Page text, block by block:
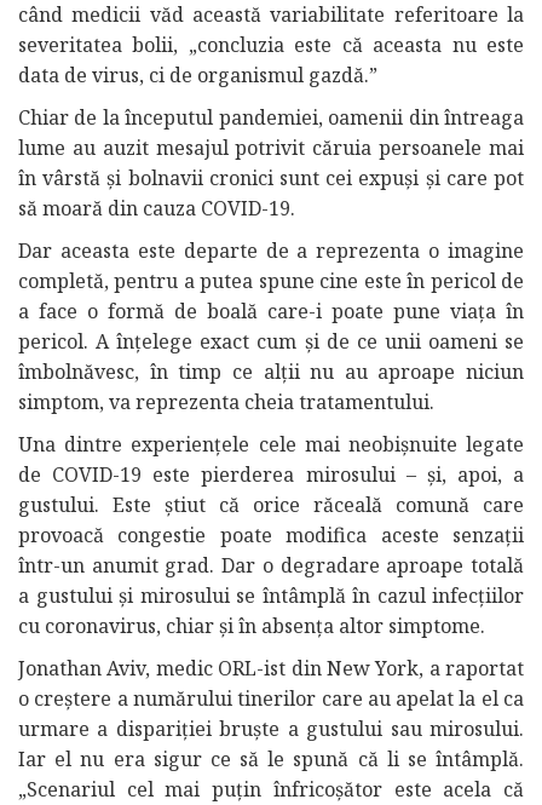
când medicii văd această variabilitate referitoare la
severitatea bolii, „concluzia este că aceasta nu este
data de virus, ci de organismul gazdă.”
Chiar de la începutul pandemiei, oamenii din întreaga
lume au auzit mesajul potrivit căruia persoanele mai
în vârstă și bolnavii cronici sunt cei expuși și care pot
să moară din cauza COVID-19.
Dar aceasta este departe de a reprezenta o imagine
completă, pentru a putea spune cine este în pericol de
a face o formă de boală care-i poate pune viața în
pericol. A înțelege exact cum și de ce unii oameni se
îmbolnăvesc, în timp ce alții nu au aproape niciun
simptom, va reprezenta cheia tratamentului.
Una dintre experiențele cele mai neobișnuite legate
de COVID-19 este pierderea mirosului – și, apoi, a
gustului. Este știut că orice răceală comună care
provoacă congestie poate modifica aceste senzații
într-un anumit grad. Dar o degradare aproape totală
a gustului și mirosului se întâmplă în cazul infecțiilor
cu coronavirus, chiar și în absența altor simptome.
Jonathan Aviv, medic ORL-ist din New York, a raportat
o creștere a numărului tinerilor care au apelat la el ca
urmare a dispariției bruște a gustului sau mirosului.
Iar el nu era sigur ce să le spună că li se întâmplă.
„Scenariul cel mai puțin înfricoșător este acela că